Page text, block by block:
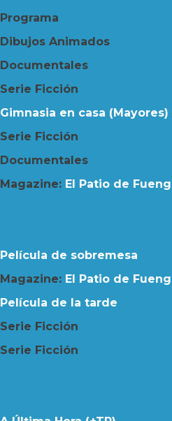
Programa
Dibujos Animados
Documentales
Serie Ficción
Gimnasia en casa (Mayores)
Serie Ficción
Documentales
Magazine: El Patio de
Película de sobremesa
Magazine: El Patio de
Película de la tarde
Serie Ficción
Serie Ficción